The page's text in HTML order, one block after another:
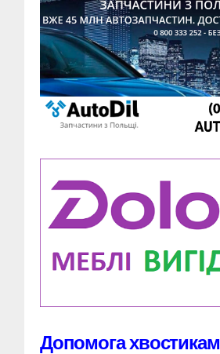
Допомога хвостикам